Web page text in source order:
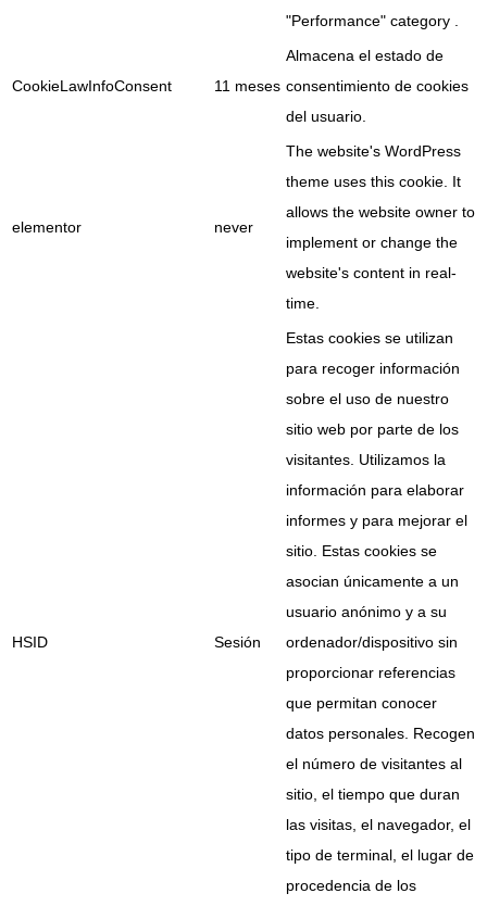
"Performance" category .
CookieLawInfoConsent 11 meses
Almacena el estado de
consentimiento de cookies
del usuario.
elementor never
The website's WordPress
theme uses this cookie. It
allows the website owner to
implement or change the
website's content in real-
time.
HSID Sesión
Estas cookies se utilizan
para recoger información
sobre el uso de nuestro
sitio web por parte de los
visitantes. Utilizamos la
información para elaborar
informes y para mejorar el
sitio. Estas cookies se
asocian únicamente a un
usuario anónimo y a su
ordenador/dispositivo sin
proporcionar referencias
que permitan conocer
datos personales. Recogen
el número de visitantes al
sitio, el tiempo que duran
las visitas, el navegador, el
tipo de terminal, el lugar de
procedencia de los